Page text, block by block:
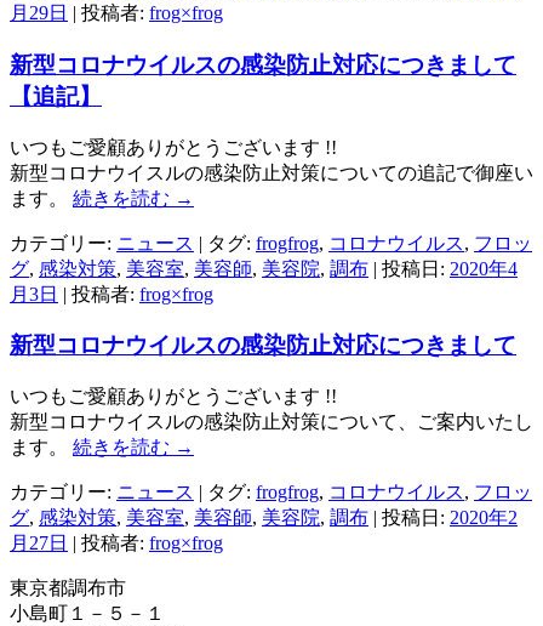
月29日 | 投稿者: frog×frog
新型コロナウイルスの感染防止対応につきまして
【追記】
いつもご愛顧ありがとうございます !!
新型コロナウイスルの感染防止対策についての追記で御座い
ます。 続きを読む →
カテゴリー: ニュース | タグ: frogfrog, コロナウイルス, フロッ
グ, 感染対策, 美容室, 美容師, 美容院, 調布 | 投稿日: 2020年4
月3日 | 投稿者: frog×frog
新型コロナウイルスの感染防止対応につきまして
いつもご愛顧ありがとうございます !!
新型コロナウイスルの感染防止対策について、ご案内いたし
ます。 続きを読む →
カテゴリー: ニュース | タグ: frogfrog, コロナウイルス, フロッ
グ, 感染対策, 美容室, 美容師, 美容院, 調布 | 投稿日: 2020年2
月27日 | 投稿者: frog×frog
東京都調布市
小島町１－５－１